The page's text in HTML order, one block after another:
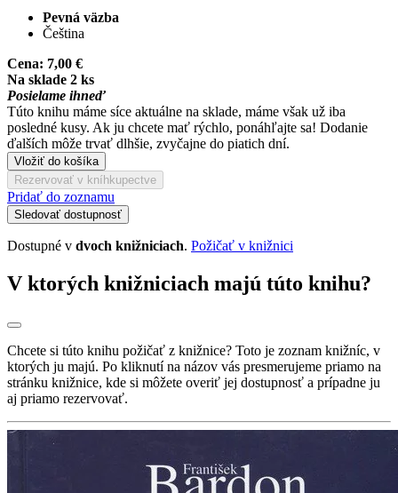
Pevná väzba
Čeština
Cena: 7,00 €
Na sklade 2 ks
Posielame ihneď
Túto knihu máme síce aktuálne na sklade, máme však už iba
posledné kusy. Ak ju chcete mať rýchlo, ponáhľajte sa! Dodanie
ďalších môže trvať dlhšie, zvyčajne do piatich dní.
Vložiť do košíka
Rezervovať v kníhkupectve
Pridať do zoznamu
Sledovať dostupnosť
Dostupné v dvoch knižniciach. Požičať v knižnici
V ktorých knižniciach majú túto knihu?
Chcete si túto knihu požičať z knižnice? Toto je zoznam knižníc, v
ktorých ju majú. Po kliknutí na názov vás presmerujeme priamo na
stránku knižnice, kde si môžete overiť jej dostupnosť a prípadne ju
aj priamo rezervovať.